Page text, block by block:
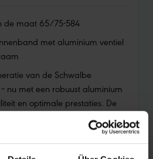
de maat 65/75-584
met aluminium ventiel
van de Schwalbe
nu met een robuust aluminium
en optimale prestaties. De
actief bij aan de circulaire